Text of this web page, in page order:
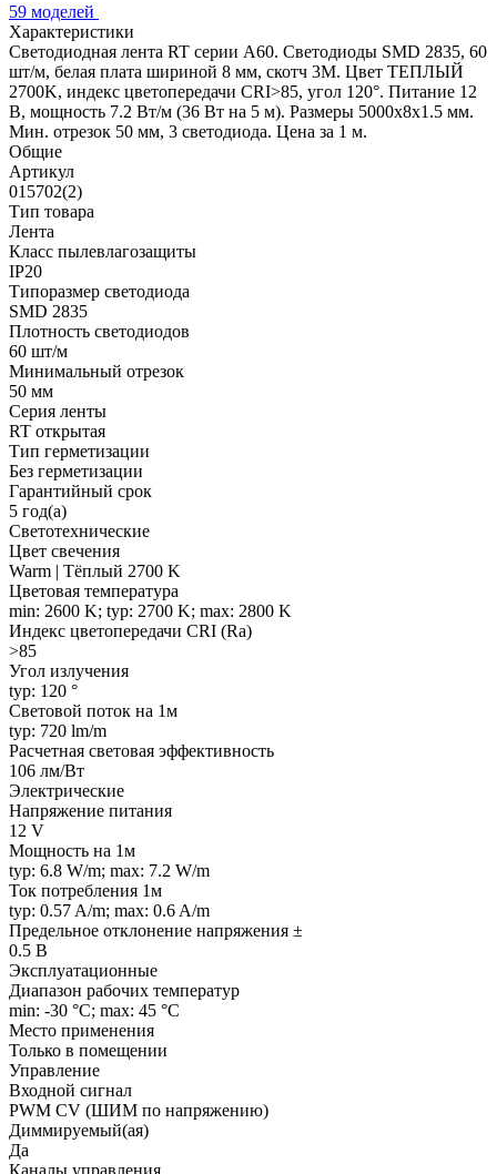
59 моделей
Характеристики
Светодиодная лента RT серии A60. Светодиоды SMD 2835, 60
шт/м, белая плата шириной 8 мм, скотч 3M. Цвет ТЕПЛЫЙ
2700K, индекс цветопередачи CRI>85, угол 120°. Питание 12
В, мощность 7.2 Вт/м (36 Вт на 5 м). Размеры 5000x8x1.5 мм.
Мин. отрезок 50 мм, 3 светодиода. Цена за 1 м.
Общие
Артикул
015702(2)
Тип товара
Лента
Класс пылевлагозащиты
IP20
Типоразмер светодиода
SMD 2835
Плотность светодиодов
60 шт/м
Минимальный отрезок
50 мм
Серия ленты
RT открытая
Тип герметизации
Без герметизации
Гарантийный срок
5 год(а)
Светотехнические
Цвет свечения
Warm | Тёплый 2700 K
Цветовая температура
min: 2600 K; typ: 2700 K; max: 2800 K
Индекс цветопередачи CRI (Ra)
>85
Угол излучения
typ: 120 °
Световой поток на 1м
typ: 720 lm/m
Расчетная световая эффективность
106 лм/Вт
Электрические
Напряжение питания
12 V
Мощность на 1м
typ: 6.8 W/m; max: 7.2 W/m
Ток потребления 1м
typ: 0.57 A/m; max: 0.6 A/m
Предельное отклонение напряжения ±
0.5 В
Эксплуатационные
Диапазон рабочих температур
min: -30 °C; max: 45 °C
Место применения
Только в помещении
Управление
Входной сигнал
PWM СV (ШИМ по напряжению)
Диммируемый(ая)
Да
Каналы управления